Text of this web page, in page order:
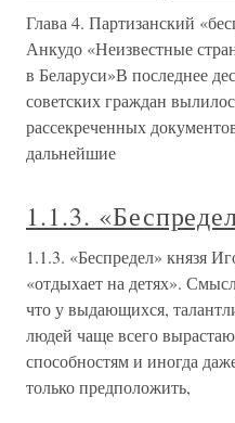
Глава 4. Партизанский
Анкудо «Неизвестные
в Беларуси»В последнее
советских граждан
рассекреченных
дальнейшие
1.1.3.
1.1.3. «Беспредел» князя
«отдыхает на детях».
что у выдающихся,
людей чаще всего
способностям и иногда
только предположить,